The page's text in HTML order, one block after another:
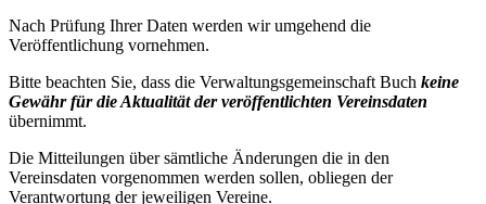
Nach Prüfung Ihrer Daten werden wir umgehend die
Veröffentlichung vornehmen.
Bitte beachten Sie, dass die Verwaltungsgemeinschaft Buch keine
Gewähr für die Aktualität der veröffentlichten Vereinsdaten
übernimmt.
Die Mitteilungen über sämtliche Änderungen die in den
Vereinsdaten vorgenommen werden sollen, obliegen der
Verantwortung der jeweiligen Vereine.